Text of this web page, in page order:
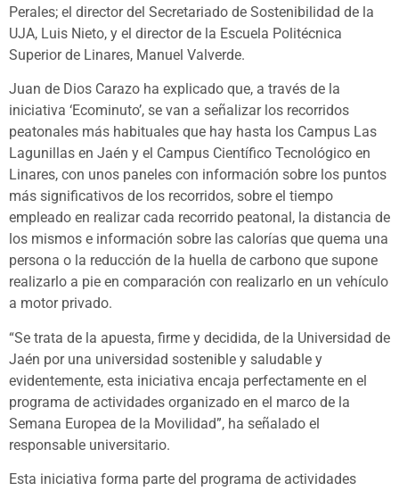
Perales; el director del Secretariado de Sostenibilidad de la
UJA, Luis Nieto, y el director de la Escuela Politécnica
Superior de Linares, Manuel Valverde.
Juan de Dios Carazo ha explicado que, a través de la
iniciativa ‘Ecominuto’, se van a señalizar los recorridos
peatonales más habituales que hay hasta los Campus Las
Lagunillas en Jaén y el Campus Científico Tecnológico en
Linares, con unos paneles con información sobre los puntos
más significativos de los recorridos, sobre el tiempo
empleado en realizar cada recorrido peatonal, la distancia de
los mismos e información sobre las calorías que quema una
persona o la reducción de la huella de carbono que supone
realizarlo a pie en comparación con realizarlo en un vehículo
a motor privado.
“Se trata de la apuesta, firme y decidida, de la Universidad de
Jaén por una universidad sostenible y saludable y
evidentemente, esta iniciativa encaja perfectamente en el
programa de actividades organizado en el marco de la
Semana Europea de la Movilidad”, ha señalado el
responsable universitario.
Esta iniciativa forma parte del programa de actividades